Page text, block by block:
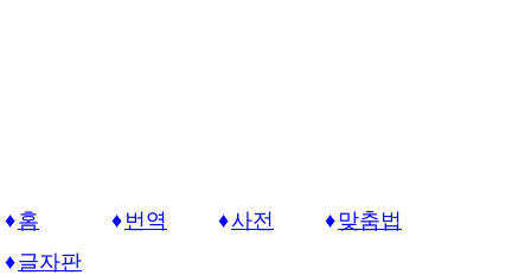
홈 번역 사전
맞춤법
글자판